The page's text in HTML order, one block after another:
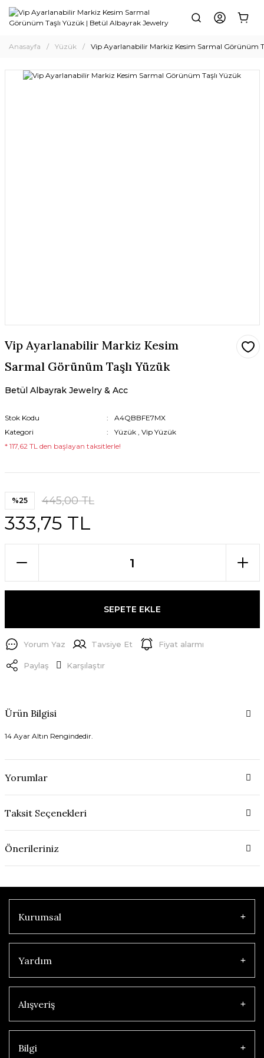
Anasayfa Yüzük Vip Ayarlanabilir Markiz Kesim Sarmal Görünüm
Vip Ayarlanabilir Markiz Kesim
Sarmal Görünüm Taşlı Yüzük
Betül Albayrak Jewelry & Acc
Stok Kodu
A4QBBFE7MX
Kategori
Yüzük , Vip Yüzük
* 117,62 TL den başlayan taksitlerle!
%25 445,00 TL
333,75 TL
SEPETE EKLE
Yorum Yaz Tavsiye Et Fiyat alarmı
Paylaş Karşılaştır
Ürün Bilgisi
14 Ayar Altın Rengindedir.
Yorumlar
Taksit Seçenekleri
Önerileriniz
Kurumsal
Yardım
Alışveriş
Bilgi